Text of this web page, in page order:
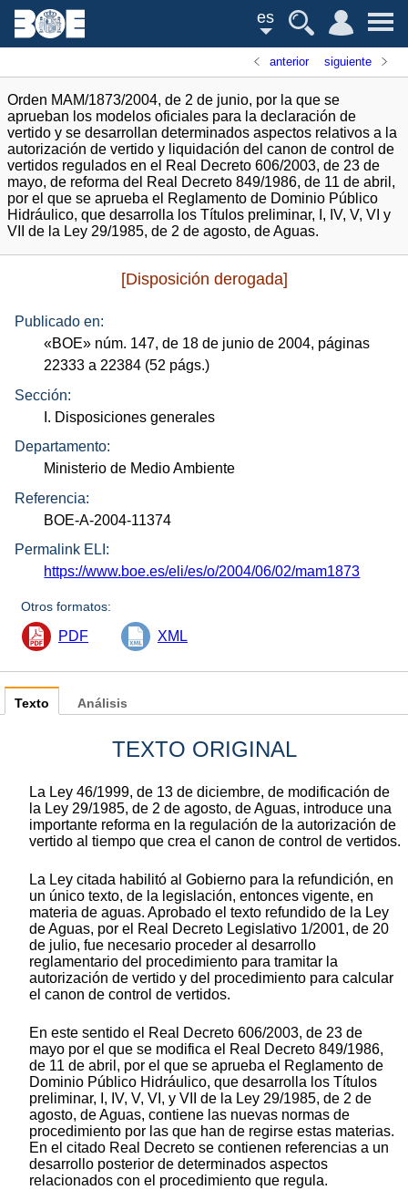
es
anterior siguiente
Orden MAM/1873/2004, de 2 de junio, por la que se
aprueban los modelos oficiales para la declaración de
vertido y se desarrollan determinados aspectos relativos a la
autorización de vertido y liquidación del canon de control de
vertidos regulados en el Real Decreto 606/2003, de 23 de
mayo, de reforma del Real Decreto 849/1986, de 11 de abril,
por el que se aprueba el Reglamento de Dominio Público
Hidráulico, que desarrolla los Títulos preliminar, I, IV, V, VI y
VII de la Ley 29/1985, de 2 de agosto, de Aguas.
[Disposición derogada]
Publicado en:
«BOE» núm. 147, de 18 de junio de 2004, páginas
22333 a 22384 (52 págs.)
Sección:
I. Disposiciones generales
Departamento:
Ministerio de Medio Ambiente
Referencia:
BOE-A-2004-11374
Permalink ELI:
https://www.boe.es/eli/es/o/2004/06/02/mam1873
Otros formatos:
PDF XML
Texto
TEXTO ORIGINAL
La Ley 46/1999, de 13 de diciembre, de modificación de
la Ley 29/1985, de 2 de agosto, de Aguas, introduce una
importante reforma en la regulación de la autorización de
vertido al tiempo que crea el canon de control de vertidos.
La Ley citada habilitó al Gobierno para la refundición, en
un único texto, de la legislación, entonces vigente, en
materia de aguas. Aprobado el texto refundido de la Ley
de Aguas, por el Real Decreto Legislativo 1/2001, de 20
de julio, fue necesario proceder al desarrollo
reglamentario del procedimiento para tramitar la
autorización de vertido y del procedimiento para calcular
el canon de control de vertidos.
En este sentido el Real Decreto 606/2003, de 23 de
mayo por el que se modifica el Real Decreto 849/1986,
de 11 de abril, por el que se aprueba el Reglamento de
Dominio Público Hidráulico, que desarrolla los Títulos
preliminar, I, IV, V, VI, y VII de la Ley 29/1985, de 2 de
agosto, de Aguas, contiene las nuevas normas de
procedimiento por las que han de regirse estas materias.
En el citado Real Decreto se contienen referencias a un
desarrollo posterior de determinados aspectos
relacionados con el procedimiento que regula.
Análisis